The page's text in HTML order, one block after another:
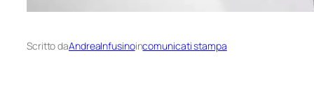
Scritto daAndreaInfusinoincomunicati stampa